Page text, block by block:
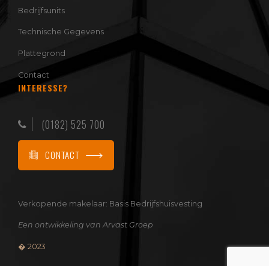
Bedrijfsunits
Technische Gegevens
Plattegrond
Contact
INTERESSE?
(0182) 525 700
CONTACT
Verkopende makelaar: Basis Bedrijfshuisvesting
Een ontwikkeling vanArvast Groep
� 2023